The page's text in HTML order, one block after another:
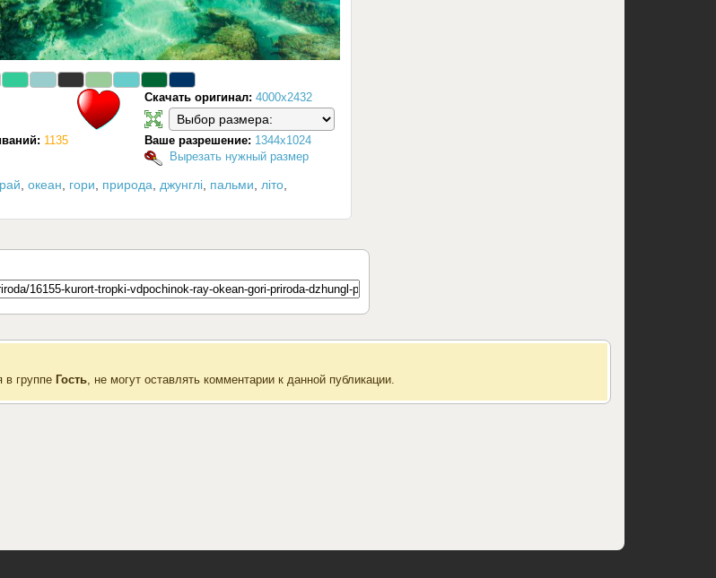
рай океан гори природа джунглі пальми літо
1135
Скачать оригинал: 4000x2432
Ваше разрешение: 1344x1024
Вырезать нужный размер
в группе Гость, не могут оставлять комментарии к данной публикации.